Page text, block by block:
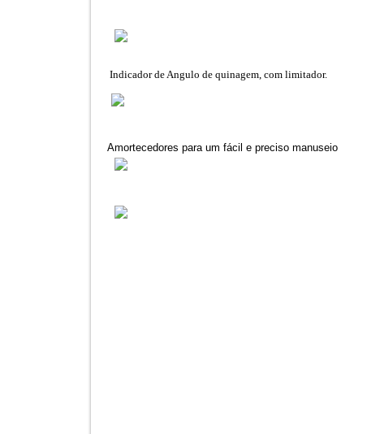
Indicador de Angulo de quinagem, com limitador.
Amortecedores para um fácil e preciso manuseio